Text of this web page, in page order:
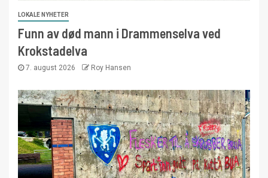
LOKALE NYHETER
Funn av død mann i Drammenselva ved
Krokstadelva
7. august 2026 Roy Hansen